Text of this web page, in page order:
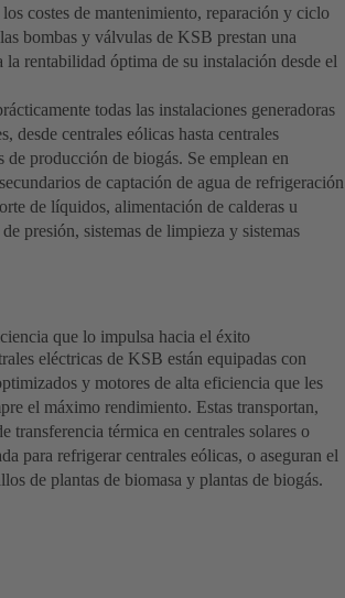
costes de mantenimiento, reparación y ciclo
bombas y válvulas de KSB prestan una
rentabilidad óptima de su instalación desde el
todas las instalaciones generadoras
desde centrales eólicas hasta centrales
de producción de biogás. Se emplean en
de captación de agua de refrigeración
de líquidos, alimentación de calderas u
presión, sistemas de limpieza y sistemas
que lo impulsa hacia el éxito
eléctricas de KSB están equipadas con
y motores de alta eficiencia que les
el máximo rendimiento. Estas transportan,
transferencia térmica en centrales solares o
para refrigerar centrales eólicas, o aseguran el
de plantas de biomasa y plantas de biogás.